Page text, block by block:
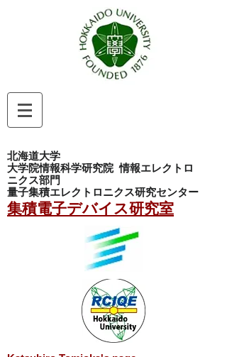
北海道大学
大学院情報科学研究院情報エレクトロ
ニクス部門
量子集積エレクトロニクス研究センター
集積電子デバイス研究室